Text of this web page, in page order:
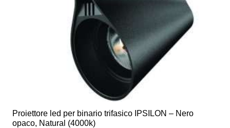
Proiettore led per binario trifasico IPSILON – Nero
opaco, Natural (4000k)